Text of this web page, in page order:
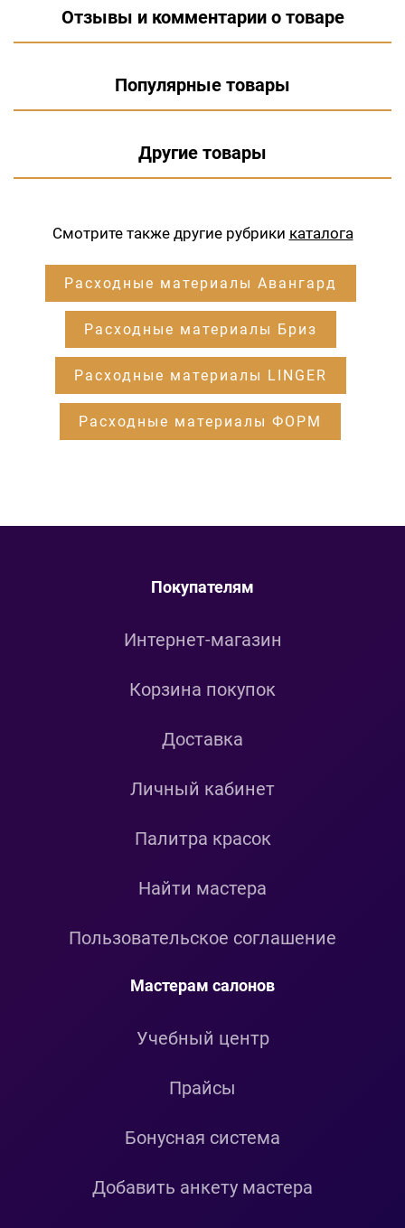
Отзывы и комментарии о товаре
Популярные товары
Другие товары
Смотрите также другие рубрики каталога
Расходные материалы Авангард
Расходные материалы Бриз
Расходные материалы LINGER
Расходные материалы ФОРМ
Покупателям
Интернет-магазин
Корзина покупок
Доставка
Личный кабинет
Палитра красок
Найти мастера
Пользовательское соглашение
Мастерам салонов
Учебный центр
Прайсы
Бонусная система
Добавить анкету мастера